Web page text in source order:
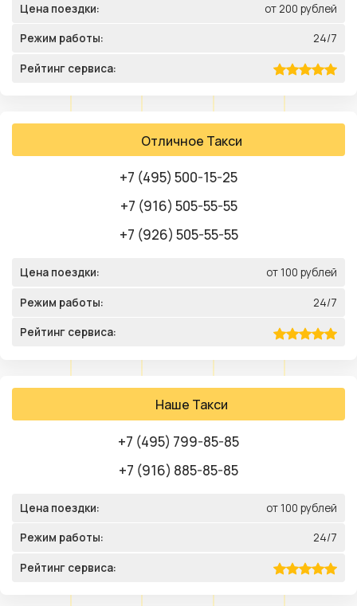
Цена поездки: от 200 рублей
Режим работы: 24/7
Рейтинг сервиса:
Отличное Такси
+7 (495) 500-15-25
+7 (916) 505-55-55
+7 (926) 505-55-55
Цена поездки: от 100 рублей
Режим работы: 24/7
Рейтинг сервиса:
Наше Такси
+7 (495) 799-85-85
+7 (916) 885-85-85
Цена поездки: от 100 рублей
Режим работы: 24/7
Рейтинг сервиса: